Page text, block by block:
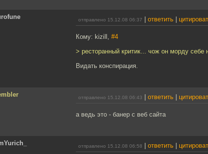
отправлено 15.12.08 06:37 ответить
Кому: kizill, #4
> ресторанный критик... чож он морду себе
Видать конспирация.
отправлено 15.12.08 06:43 ответить
а ведь это - банер с веб сайта
отправлено 15.12.08 06:58 ответить